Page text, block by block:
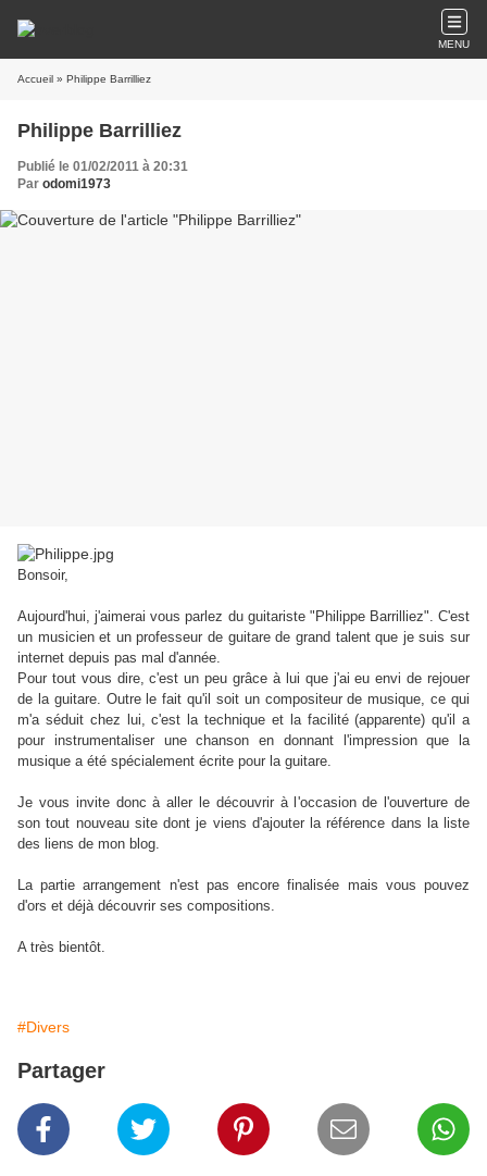
MENU
Accueil » Philippe Barrilliez
Philippe Barrilliez
Publié le 01/02/2011 à 20:31
Par odomi1973
Bonsoir,
Aujourd'hui, j'aimerai vous parlez du guitariste "Philippe Barrilliez". C'est
un musicien et un professeur de guitare de grand talent que je suis sur
internet depuis pas mal d'année.
Pour tout vous dire, c'est un peu grâce à lui que j'ai eu envi de rejouer
de la guitare. Outre le fait qu'il soit un compositeur de musique, ce qui
m'a séduit chez lui, c'est la technique et la facilité (apparente) qu'il a
pour instrumentaliser une chanson en donnant l'impression que la
musique a été spécialement écrite pour la guitare.
Je vous invite donc à aller le découvrir à l'occasion de l'ouverture de
son tout nouveau site dont je viens d'ajouter la référence dans la liste
des liens de mon blog.
La partie arrangement n'est pas encore finalisée mais vous pouvez
d'ors et déjà découvrir ses compositions.
A très bientôt.
#Divers
Partager